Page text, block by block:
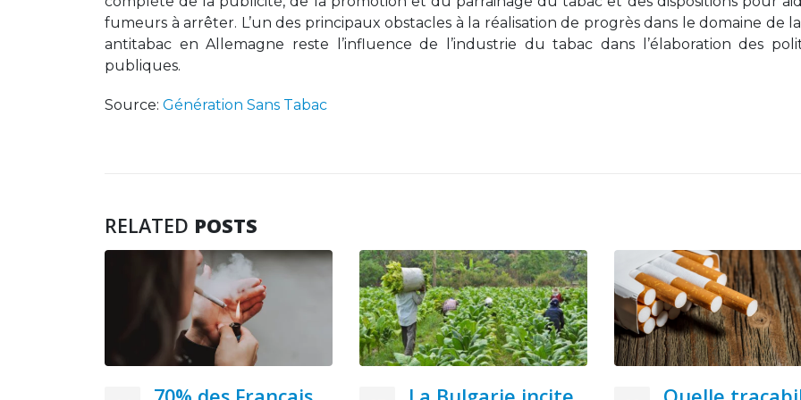
fumeurs à arrêter. L’un des principaux obstacles à la réalisation de progrès dans le domaine de
antitabac en Allemagne reste l’influence de l’industrie du tabac dans l’élaboration des
publiques.
Source: Génération Sans Tabac
RELATED POSTS